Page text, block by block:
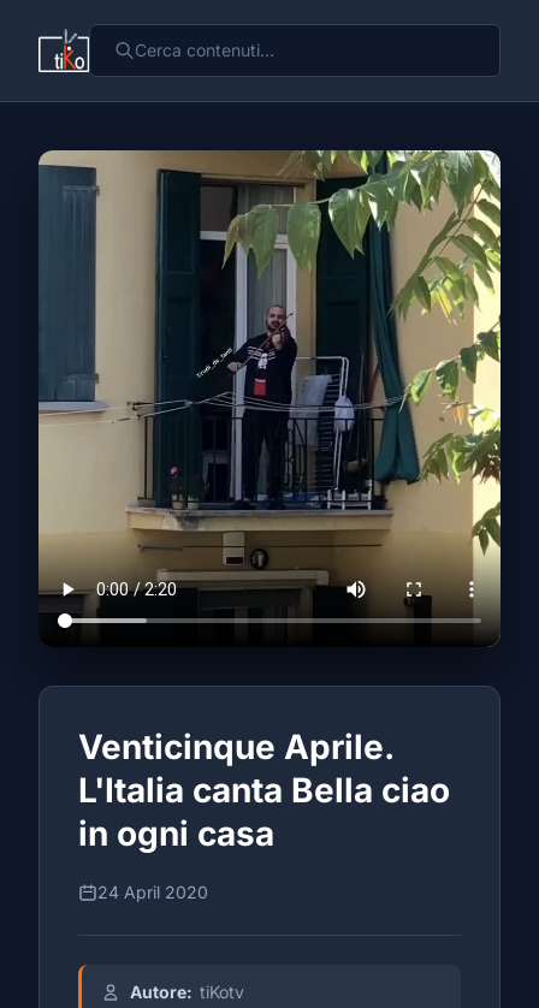
Venticinque Aprile.
L'Italia canta Bella ciao
in ogni casa
24 April 2020
Autore: tiKotv